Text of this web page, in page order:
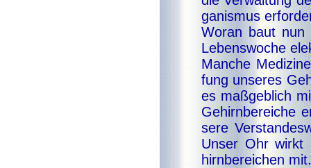
ga­nis­mus
Wo­ran baut
Le­bens­wo­che
Man­che
fung un­se­res
es maß­geb­lich
Ge­hirn­be­rei­che
se­re
Un­ser Ohr wirkt
hirn­be­rei­chen mit.